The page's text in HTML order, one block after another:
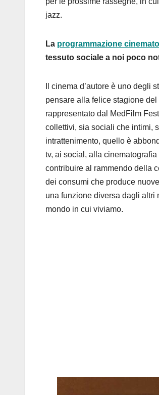
jazz.
La programmazione
tessuto sociale a noi poco
Il cinema d’autore è uno
pensare alla felice stagione
rappresentato dal MedFilm
collettivi, sia sociali che intimi,
intrattenimento, quello è
tv, ai social, alla
contribuire al rammendo della
dei consumi che produce
una funzione diversa dagli altri
mondo in cui viviamo.